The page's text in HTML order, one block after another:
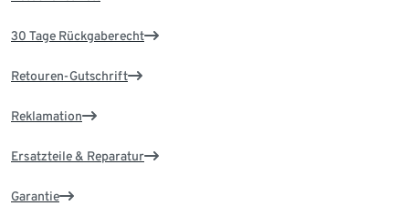
30 Tage Rückgaberecht
Retouren-Gutschrift
Reklamation
Ersatzteile & Reparatur
Garantie